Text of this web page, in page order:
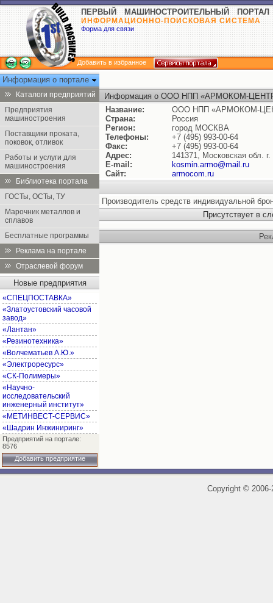
ПЕРВЫЙ МАШИНОСТРОИТЕЛЬНЫЙ ПОРТАЛ
ИНФОРМАЦИОННО-ПОИСКОВАЯ СИСТЕМА
Форма для связи
Добавить в избранное
Информация о портале
Каталоги предприятий
Предприятия
машиностроения
Поставщики проката,
поковок, отливок
Работы и услуги для
машиностроения
Библиотека портала
ГОСТы, ОСТы, ТУ
Марочник металлов и
сплавов
Бесплатные программы
Реклама на портале
Отраслевой форум
Новые предприятия
«СПЕЦПОСТАВКА»
«Златоустовский часовой
завод»
«Лантан»
«Резинотехника»
«Волчематьев А.Ю.»
«Электроресурс»
«СК-Полимеры»
«Научно-
исследовательский
инженерный институт»
«МЕТИНВЕСТ-СЕРВИС»
«Шадрин Инжиниринг»
Предприятий на портале:
8576
Добавить предприятие
Информация о ООО НПП «АРМОКОМ-
Название:
ООО НПП «АРМОКОМ-
Страна:
Россия
Регион:
город МОСКВА
Телефоны:
+7 (495) 993-00-64
Факс:
+7 (495) 993-00-64
Адрес:
141371, Московская обл.
E-mail:
kosmin.armo@mail.ru
Сайт:
armocom.ru
Производитель средств индивидуальной
Присутствует в
Copyright ©